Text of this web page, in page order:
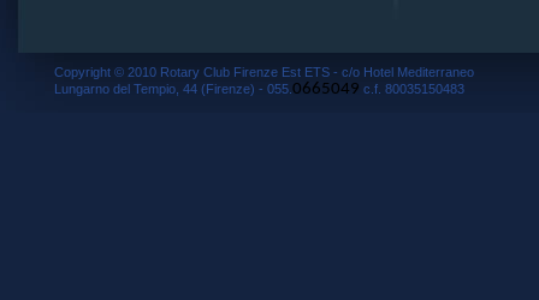
Copyright © 2010 Rotary Club Firenze Est ETS - c/o Hotel Mediterraneo
Lungarno del Tempio, 44 (Firenze) - 055. 0665049 c.f. 80035150483